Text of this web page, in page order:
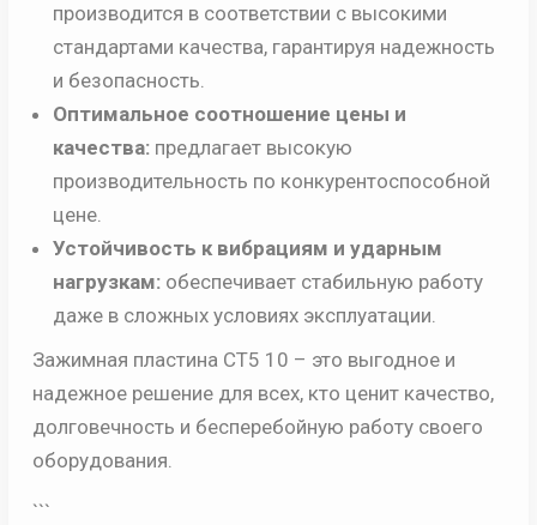
производится в соответствии с высокими
стандартами качества, гарантируя надежность
и безопасность.
Оптимальное соотношение цены и
качества:предлагает высокую
производительность по конкурентоспособной
цене.
Устойчивость к вибрациям и ударным
нагрузкам:обеспечивает стабильную работу
даже в сложных условиях эксплуатации.
Зажимная пластина CT5 10 – это выгодное и
надежное решение для всех, кто ценит качество,
долговечность и бесперебойную работу своего
оборудования.
```